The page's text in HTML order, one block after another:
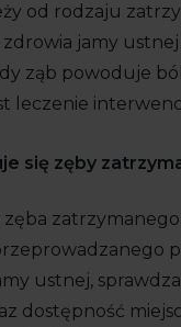
od rodzaju
jamy
ząb powoduje
leczenie
się zęby
zęba
ustnej,
dostępność